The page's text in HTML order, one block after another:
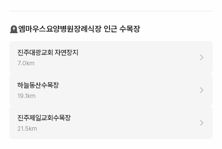
엠마우스요양병원장례식장 인근 수목장
진주대광교회 자연장지
7.0 km
하늘동산수목장
19.1 km
진주제일교회수목장
21.5 km